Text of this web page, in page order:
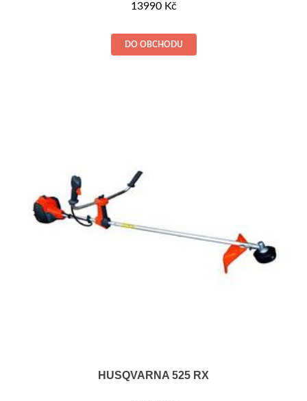
13990 Kč
DO OBCHODU
HUSQVARNA 525 RX